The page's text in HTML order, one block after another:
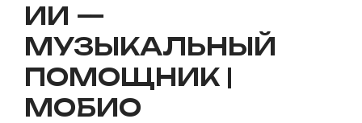
ИИ —
МУЗЫКАЛЬНЫЙ
ПОМОЩНИК |
МОБИО